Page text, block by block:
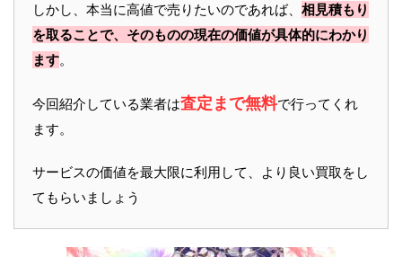
しかし、本当に高値で売りたいのであれば、 相見積もり
を取ることで、そのものの現在の価値が具体的にわかり
ます。
今回紹介している業者は査定まで無料で行ってくれ
ます。
サービスの価値を最大限に利用して、より良い買取をし
てもらいましょう